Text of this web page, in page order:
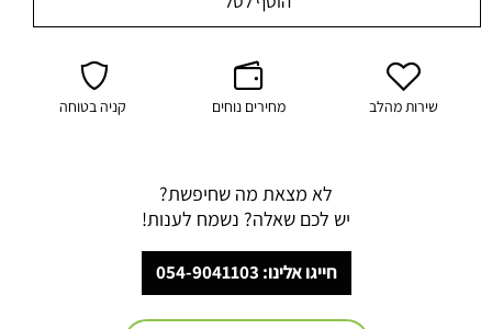
שירות מהלב מחירים נוחים קניה בטוחה
לא מצאת מה שחיפשת?
יש לכם שאלה? נשמח לענות!
חייגו אלינו: 054-9041103